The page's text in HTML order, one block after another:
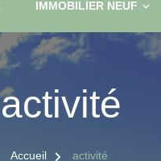
IMMOBILIER NEUF
activité
Accueil activité